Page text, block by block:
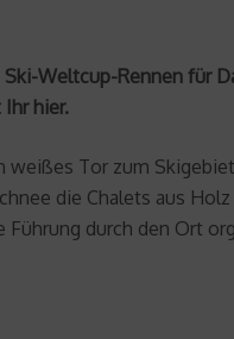
Weltcup-Rennen für
hier.
Tor zum
die Chalets aus
Führung durch den Ort